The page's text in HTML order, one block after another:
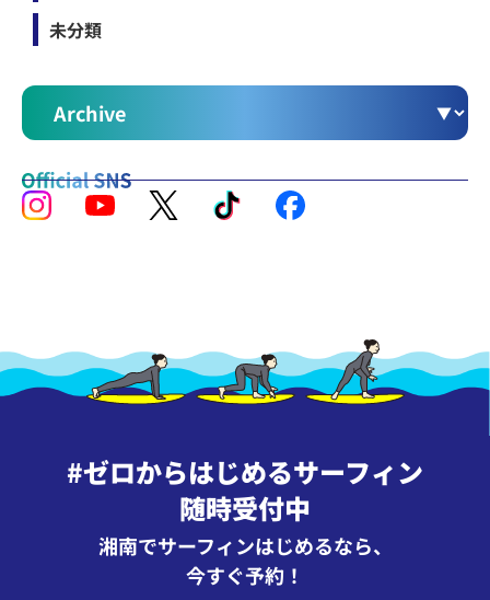
未分類
#ゼロからはじめるサーフィン
随時受付中
湘南でサーフィンはじめるなら、
今すぐ予約！